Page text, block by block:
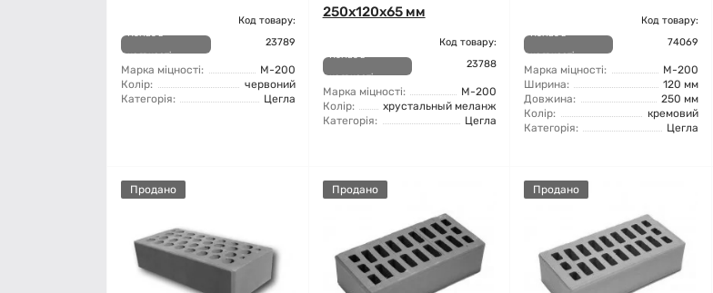
Немає в
наявності
Код товару:
23789
Марка міцності:
М-200
Колір:
червоний
Категорія:
Цегла
250х120х65 мм
Немає в
наявності
Код товару:
23788
Марка міцності:
М-200
Колір:
хрустальный меланж
Категорія:
Цегла
Немає в
наявності
Код товару:
74069
Марка міцності:
М-200
Ширина:
120 мм
Довжина:
250 мм
Колір:
кремовий
Категорія:
Цегла
Продано Продано Продано